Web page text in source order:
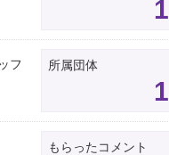
1
フ
所属団体
1
もらったコメント